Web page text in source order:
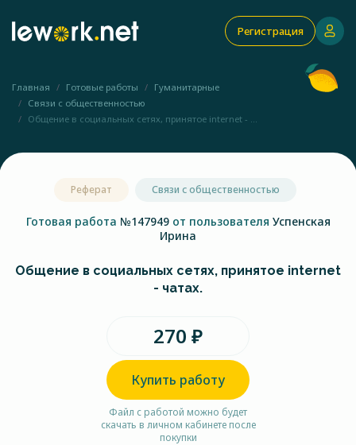
Регистрация
Главная Готовые работы
Гуманитарные
Связи с общественностью
Общение в социальных сетях, принятое internet - ...
Реферат Связи с общественностью
Готовая работа №147949 от пользователя Успенская
Ирина
Общение в социальных сетях, принятое internet
- чатах.
270 ₽
Купить работу
Файл с работой можно будет
скачать в личном кабинете после
покупки